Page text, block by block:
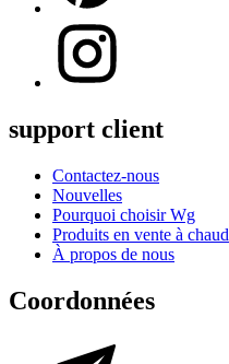
support client
Contactez-nous
Nouvelles
Pourquoi choisir Wg
Produits en vente à chaud
À propos de nous
Coordonnées